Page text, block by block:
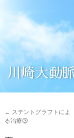
大動脈瘤について 基本
3分でわかる大動脈瘤
腹部大動脈瘤の治療
川崎大動
← ステントグラフトによ
る治療③